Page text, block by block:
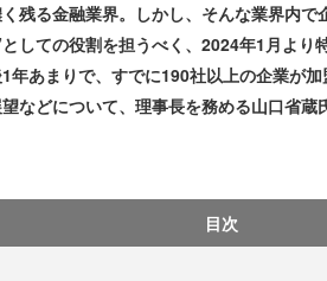
残る金融業界。しかし、そんな業界内で
しての役割を担うべく、2024年1月よ
年あまりで、すでに190社以上の企業が
などについて、理事長を務める山口省
目次